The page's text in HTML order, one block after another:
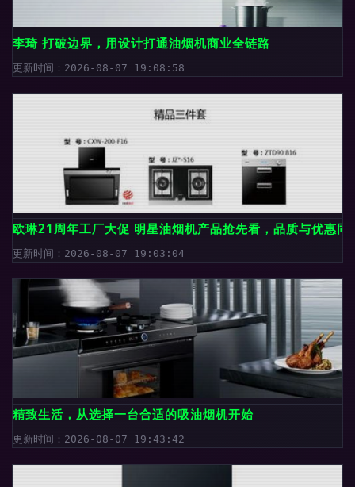
李琦 打破边界，用设计打通油烟机商业全链路
更新时间：2026-08-07 19:08:58
欧琳21周年工厂大促 明星油烟机产品抢先看，品质与优惠同
更新时间：2026-08-07 19:03:04
精致生活，从选择一台合适的吸油烟机开始
更新时间：2026-08-07 19:43:42